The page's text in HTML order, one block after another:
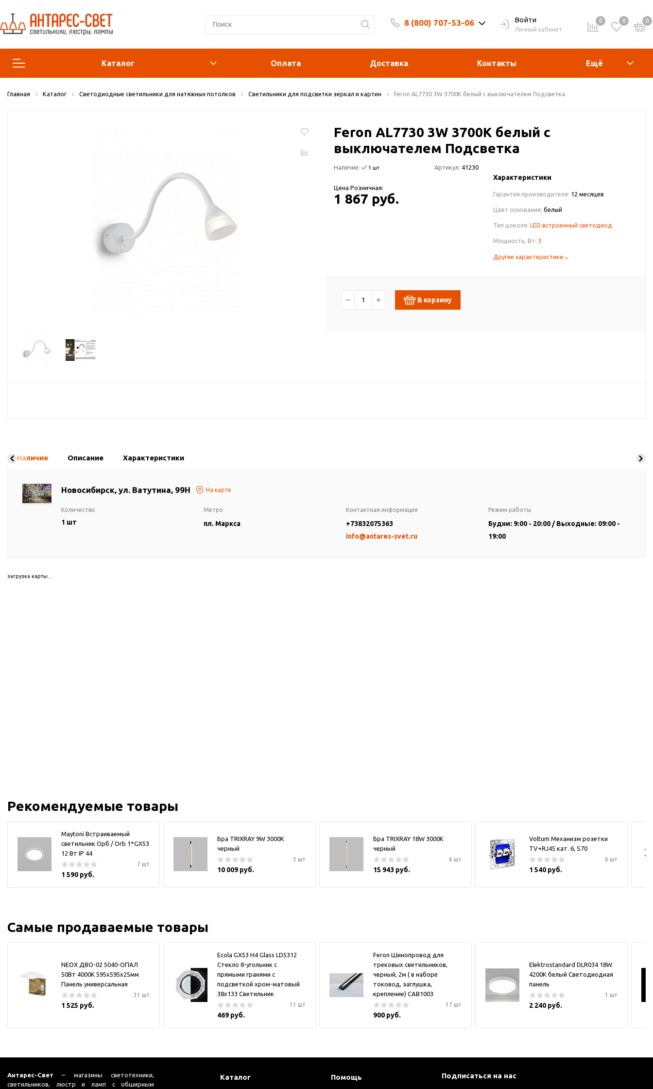
8 (800) 707-53-06 Войти
Личный кабинет
0 0 0
Каталог
Люстры и подвесы
Прожекторы
Оплата Доставка Контакты Ещё
Главная Каталог Светодиодные светильники для натяжных потолков Светильники для подсветки зеркал и картин Feron AL7730 3W 3700K белый с выключателем Подсветка
Feron AL7730 3W 3700K белый с
выключателем Подсветка
Наличие: 1 шт Артикул: 41230
Цена Розничная:
1 867 руб.
Характеристики
Гарантия производителя: 12 месяцев
Цвет основания: белый
Тип цоколя: LED встроенный светодиод
Мощность, Вт: 3
Другие характеристики
− + В корзину
Наличие Описание Характеристики
Новосибирск, ул. Ватутина, 99Н На карте
Количество
1 шт
Метро
пл. Маркса
Контактная информация
+73832075363
info@antares-svet.ru
Режим работы
Будни: 9:00 - 20:00 / Выходные: 09:00 -
19:00
загрузка карты...
Рекомендуемые товары
Maytoni Встраиваемый
светильник Орб / Orb 1*GX53
12 Вт IP 44
7 шт
1 590 руб.
Бра TRIXRAY 9W 3000К
черный
3 шт
10 009 руб.
Бра TRIXRAY 18W 3000К
черный
6 шт
15 943 руб.
Voltum Механизм розетки
TV+RJ45 кат. 6, S70
6 шт
1 540 руб.
Самые продаваемые товары
NEOX ДВО-02 5040-ОПАЛ
50Вт 4000К 595х595х25мм
Панель универсальная
31 шт
1 525 руб.
Ecola GX53 H4 Glass LD5312
Стекло 8-угольник с
прямыми гранями с
подсветкой хром-матовый
38x133 Светильник
11 шт
469 руб.
Feron Шинопровод для
трековых светильников,
черный, 2м ( в наборе
токовод, заглушка,
крепление) CAB1003
17 шт
900 руб.
Elektrostandard DLR034 18W
4200K белый Светодиодная
панель
1 шт
2 240 руб.
Антарес-Свет – магазины светотехники,
светильников, люстр и ламп с обширным
Каталог Помощь Подписаться на нас